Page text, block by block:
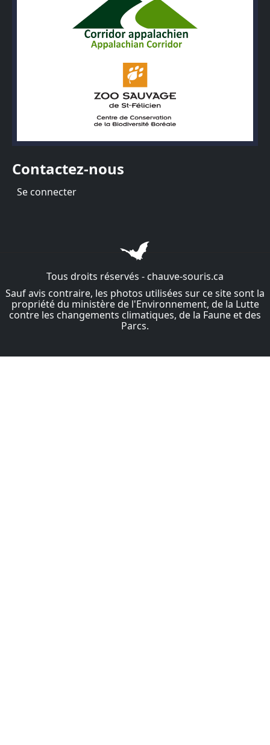
Contactez-nous
Menu du compte de l'utilisateur
Se connecter
Tous droits réservés - chauve-souris.ca
Sauf avis contraire, les photos utilisées sur ce site sont la
propriété du ministère de l'Environnement, de la Lutte
contre les changements climatiques, de la Faune et des
Parcs.